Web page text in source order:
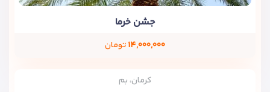
جشن خرما
۱۴,۰۰۰,۰۰۰تومان
کرمان، بم